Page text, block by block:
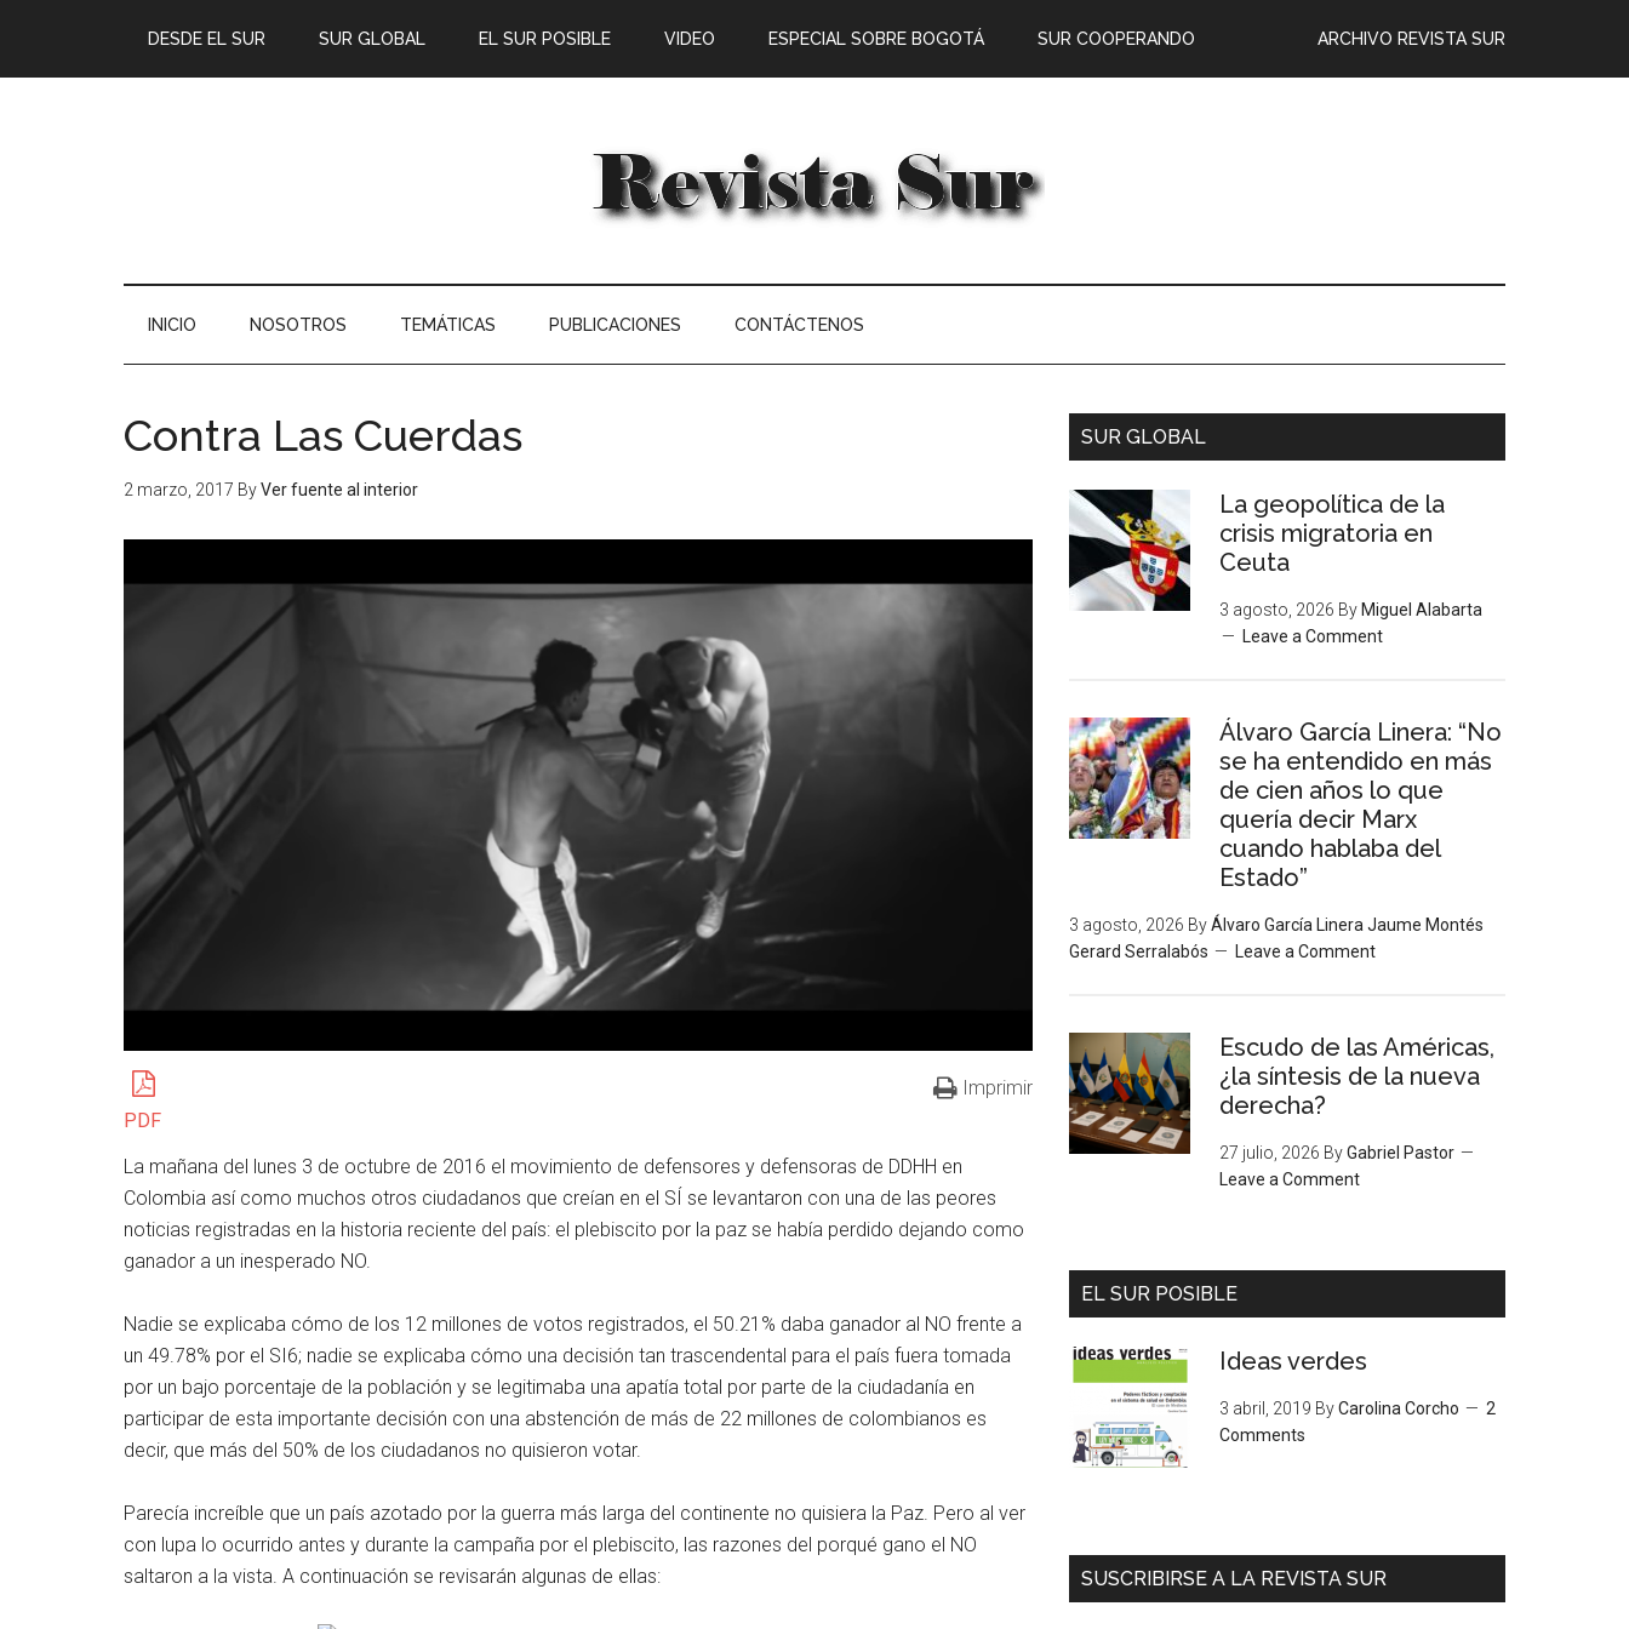
DESDE EL SUR SUR GLOBAL EL SUR POSIBLE ARCHIVO REVISTA SUR
VIDEO ESPECIAL SOBRE BOGOTÁ SUR COOPERANDO
INICIO NOSOTROS TEMÁTICAS PUBLICACIONES CONTÁCTENOS
Contra Las Cuerdas
2 marzo, 2017 ByVer fuente al interior
PDF
Imprimir
La mañana del lunes 3 de octubre de 2016 el movimiento de defensores y defensoras de DDHH en
Colombia así como muchos otros ciudadanos que creían en el SÍ se levantaron con una de las peores
noticias registradas en la historia reciente del país: el plebiscito por la paz se había perdido dejando como
ganador a un inesperado NO.
Nadie se explicaba cómo de los 12 millones de votos registrados, el 50.21% daba ganador al NO frente a
un 49.78% por el SI6; nadie se explicaba cómo una decisión tan trascendental para el país fuera tomada
por un bajo porcentaje de la población y se legitimaba una apatía total por parte de la ciudadanía en
participar de esta importante decisión con una abstención de más de 22 millones de colombianos es
decir, que más del 50% de los ciudadanos no quisieron votar.
Parecía increíble que un país azotado por la guerra más larga del continente no quisiera la Paz. Pero al ver
con lupa lo ocurrido antes y durante la campaña por el plebiscito, las razones del porqué gano el NO
saltaron a la vista. A continuación se revisarán algunas de ellas:
SUR GLOBAL
La geopolítica de la
crisis migratoria en
Ceuta
3 agosto, 2026 By Miguel Alabarta
Leave a Comment
Álvaro García Linera: “No
se ha entendido en más
de cien años lo que
quería decir Marx
cuando hablaba del
Estado”
3 agosto, 2026 ByÁlvaro García Linera Jaume Montés
Gerard Serralabós
Leave a Comment
Escudo de las Américas,
¿la síntesis de la nueva
derecha?
27 julio, 2026 ByGabriel Pastor
Leave a Comment
EL SUR POSIBLE
Ideas verdes
3 abril, 2019 ByCarolina Corcho
2
Comments
SUSCRIBIRSE A LA REVISTA SUR